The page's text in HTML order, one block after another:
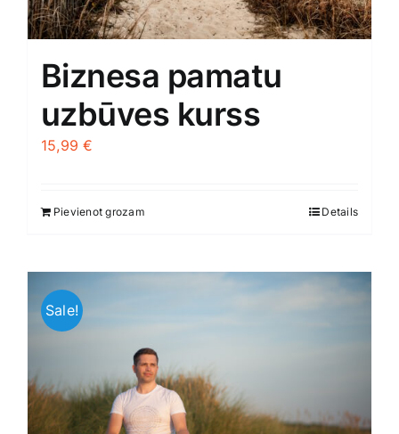
Biznesa pamatu
uzbūves kurss
15,99€
Pievienot grozam Details
Sale!